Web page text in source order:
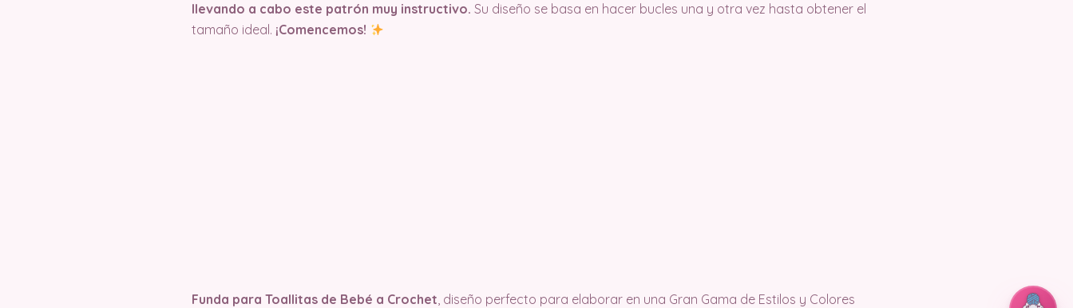
llevando a cabo este patrón muy instructivo. Su diseño se basa en hacer bucles una y otra vez hasta obtener el
tamaño ideal. ¡Comencemos!
Funda para Toallitas de Bebé a Crochet, diseño perfecto para elaborar en una Gran Gama de Estilos y Colores